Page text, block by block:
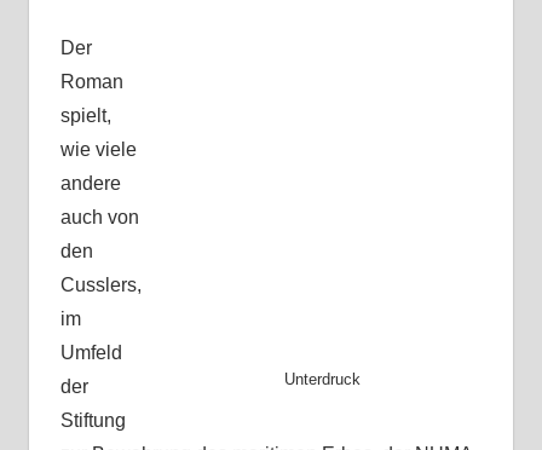
Unterdruck
Der
Roman
spielt,
wie viele
andere
auch von
den
Cusslers,
im
Umfeld
der
Stiftung